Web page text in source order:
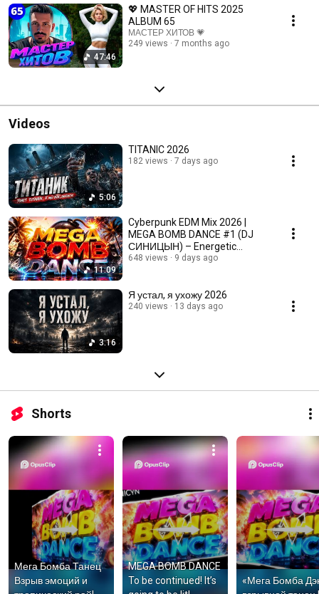
47:46
💖 MASTER OF HITS 2025
ALBUM 65
МАСТЕР ХИТОВ 💗
249 views
7 months ago
Videos
5:06
TITANIC 2026
182 views 7 days ago
11:09
Cyberpunk EDM Mix 2026 |
MEGA BOMB DANCE #1 (DJ
СИНИЦЫН) – Energetic
Workout & Gaming Music
648 views 9 days ago
3:16
Я устал, я ухожу 2026
240 views 13 days ago
Shorts
Мега Бомба Танец
Взрыв эмоций и
MEGA BOMB DANCE
To be continued! It’s
«Мега Бомба